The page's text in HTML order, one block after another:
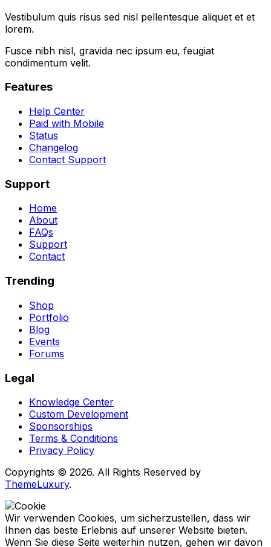
Vestibulum quis risus sed nisl pellentesque aliquet et et
lorem.
Fusce nibh nisl, gravida nec ipsum eu, feugiat
condimentum velit.
Features
Help Center
Paid with Mobile
Status
Changelog
Contact Support
Support
Home
About
FAQs
Support
Contact
Trending
Shop
Portfolio
Blog
Events
Forums
Legal
Knowledge Center
Custom Development
Sponsorships
Terms & Conditions
Privacy Policy
Copyrights © 2026. All Rights Reserved by
ThemeLuxury.
Wir verwenden Cookies, um sicherzustellen, dass wir
Ihnen das beste Erlebnis auf unserer Website bieten.
Wenn Sie diese Seite weiterhin nutzen, gehen wir davon